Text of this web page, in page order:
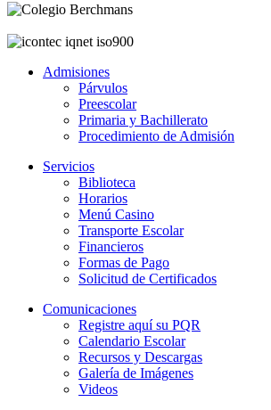
Admisiones
Párvulos
Preescolar
Primaria y Bachillerato
Procedimiento de Admisión
Servicios
Biblioteca
Horarios
Menú Casino
Transporte Escolar
Financieros
Formas de Pago
Solicitud de Certificados
Comunicaciones
Registre aquí su PQR
Calendario Escolar
Recursos y Descargas
Galería de Imágenes
Videos